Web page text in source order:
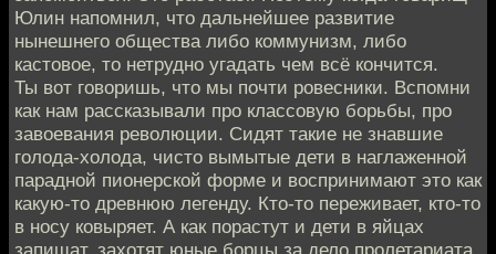
Юлин напомнил, что дальнейшее развитие
нынешнего общества либо коммунизм, либо
кастовое, то нетрудно угадать чем всё кончится.
Ты вот говоришь, что мы почти ровесники. Вспомни
как нам рассказывали про классовую борьбы, про
завоевания революции. Сидят такие не знавшие
голода-холода, чисто вымытые дети в наглаженной
парадной пионерской форме и воспринимают это как
какую-то древнюю легенду. Кто-то переживает, кто-то
в носу ковыряет. А как порастут и дети в яйцах
запищат, захотят юные борцы за дело пролетариата